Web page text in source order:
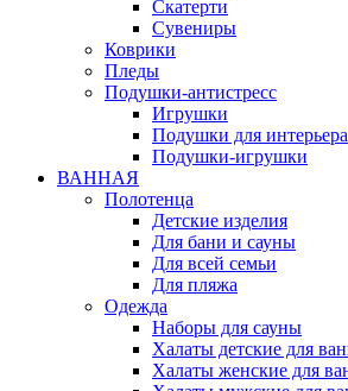
Скатерти
Сувениры
Коврики
Пледы
Подушки-антистресс
Игрушки
Подушки для интерьера
Подушки-игрушки
ВАННАЯ
Полотенца
Детские изделия
Для бани и сауны
Для всей семьи
Для пляжа
Одежда
Наборы для сауны
Халаты детские для
Халаты женские для